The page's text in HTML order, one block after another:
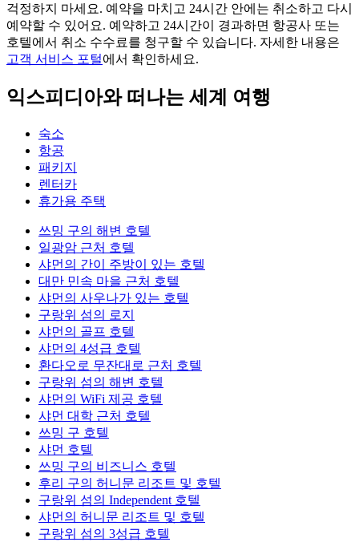
걱정하지 마세요. 예약을 마치고 24시간 안에는 취소하고 다시
예약할 수 있어요. 예약하고 24시간이 경과하면 항공사 또는
호텔에서 취소 수수료를 청구할 수 있습니다. 자세한 내용은
고객 서비스 포털에서 확인하세요.
익스피디아와 떠나는 세계 여행
숙소
항공
패키지
렌터카
휴가용 주택
쓰밍 구의 해변 호텔
일광암 근처 호텔
샤먼의 간이 주방이 있는 호텔
대만 민속 마을 근처 호텔
샤먼의 사우나가 있는 호텔
구랑위 섬의 로지
샤먼의 골프 호텔
샤먼의 4성급 호텔
환다오로 무잔대로 근처 호텔
구랑위 섬의 해변 호텔
샤먼의 WiFi 제공 호텔
샤먼 대학 근처 호텔
쓰밍 구 호텔
샤먼 호텔
쓰밍 구의 비즈니스 호텔
후리 구의 허니문 리조트 및 호텔
구랑위 섬의 Independent 호텔
샤먼의 허니문 리조트 및 호텔
구랑위 섬의 3성급 호텔